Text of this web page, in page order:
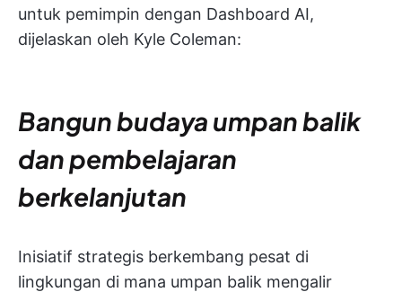
untuk pemimpin dengan Dashboard AI,
dijelaskan oleh Kyle Coleman:
Bangun budaya umpan balik
dan pembelajaran
berkelanjutan
Inisiatif strategis berkembang pesat di
lingkungan di mana umpan balik mengalir